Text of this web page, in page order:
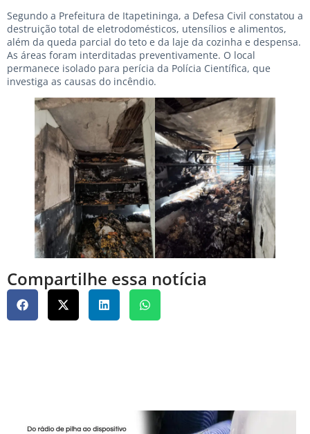
Segundo a Prefeitura de Itapetininga, a Defesa Civil constatou a
destruição total de eletrodomésticos, utensílios e alimentos,
além da queda parcial do teto e da laje da cozinha e despensa.
As áreas foram interditadas preventivamente. O local
permanece isolado para perícia da Polícia Científica, que
investiga as causas do incêndio.
Compartilhe essa notícia